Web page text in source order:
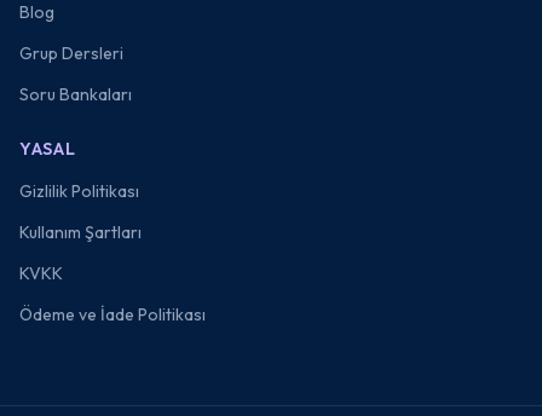
Blog
Grup Dersleri
Soru Bankaları
YASAL
Gizlilik Politikası
Kullanım Şartları
KVKK
Ödeme ve İade Politikası